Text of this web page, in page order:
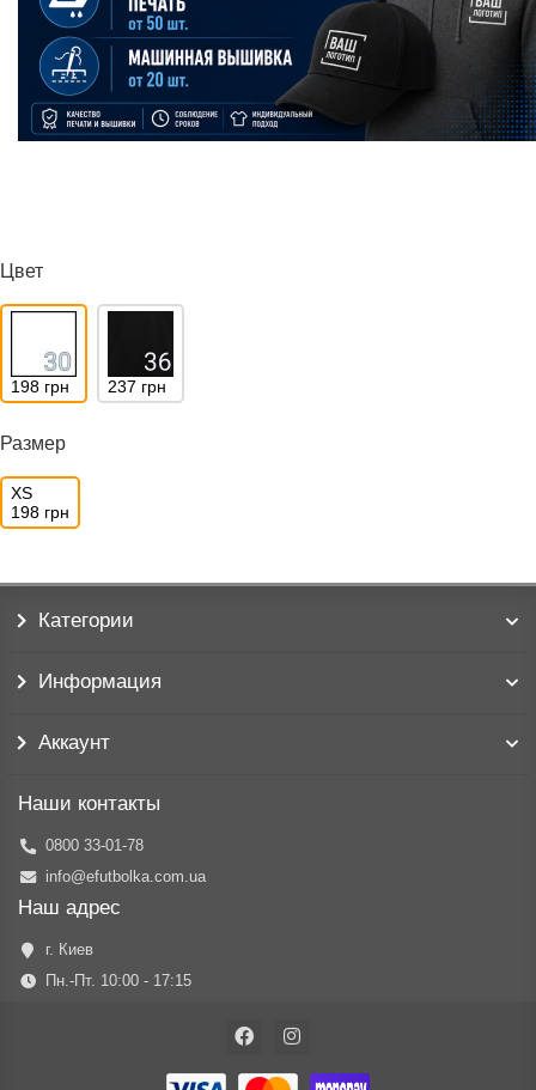
Цвет
198 грн 237 грн
Размер
XS
198 грн
Категории
Информация
Аккаунт
Наши контакты
0800 33-01-78
info@efutbolka.com.ua
Наш адрес
г. Киев
Пн.-Пт. 10:00 - 17:15